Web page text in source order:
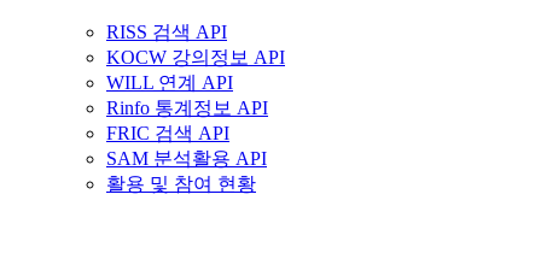
RISS 검색 API
KOCW 강의정보 API
WILL 연계 API
Rinfo 통계정보 API
FRIC 검색 API
SAM 분석활용 API
활용 및 참여 현황